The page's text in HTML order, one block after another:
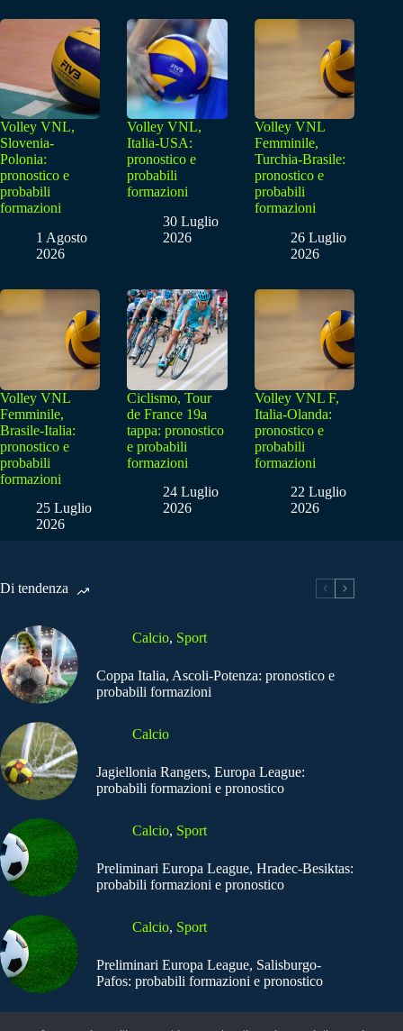
Volley VNL,
Slovenia-
Polonia:
pronostico e
probabili
formazioni
1 Agosto
2026
Volley VNL,
Italia-USA:
pronostico e
probabili
formazioni
30 Luglio
2026
Volley VNL
Femminile,
Turchia-Brasile:
pronostico e
probabili
formazioni
26 Luglio
2026
Volley VNL
Femminile,
Brasile-Italia:
pronostico e
probabili
formazioni
25 Luglio
2026
Ciclismo, Tour
de France 19a
tappa: pronostico
e probabili
formazioni
24 Luglio
2026
Volley VNL F,
Italia-Olanda:
pronostico e
probabili
formazioni
22 Luglio
2026
Di tendenza
Calcio, Sport
Coppa Italia, Ascoli-Potenza: pronostico e
probabili formazioni
Calcio
Jagiellonia Rangers, Europa League:
probabili formazioni e pronostico
Calcio, Sport
Preliminari Europa League, Hradec-Besiktas:
probabili formazioni e pronostico
Calcio, Sport
Preliminari Europa League, Salisburgo-
Pafos: probabili formazioni e pronostico